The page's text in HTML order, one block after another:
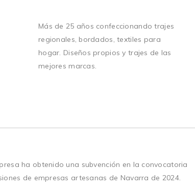
Más de 25 años confeccionando trajes
regionales, bordados, textiles para
hogar. Diseños propios y trajes de las
mejores marcas.
ha obtenido una subvención en la convocatoria
de empresas artesanas de Navarra de 2024.